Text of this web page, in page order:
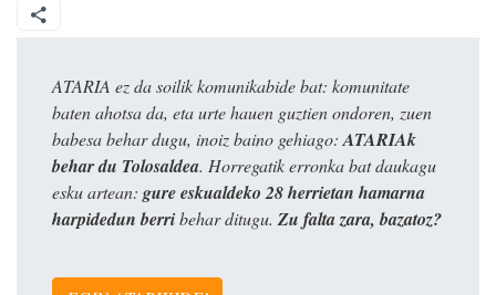
ATARIA ez da soilik komunikabide bat: komunitate
baten ahotsa da, eta urte hauen guztien ondoren, zuen
babesa behar dugu, inoiz baino gehiago: ATARIAk
behar du Tolosaldea. Horregatik erronka bat daukagu
esku artean: gure eskualdeko 28 herrietan hamarna
harpidedun berribehar ditugu. Zu falta zara, bazatoz?